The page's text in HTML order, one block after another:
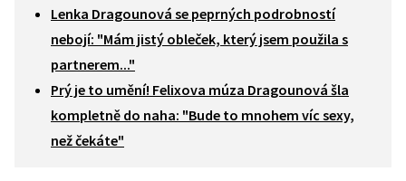
Lenka Dragounová se peprných podrobností
nebojí: "Mám jistý obleček, který jsem použila s
partnerem..."
Prý je to umění! Felixova múza Dragounová šla
kompletně do naha: "Bude to mnohem víc sexy,
než čekáte"